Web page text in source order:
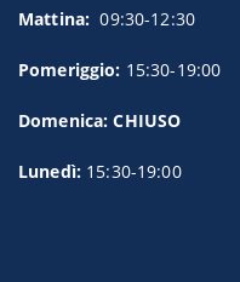
Mattina: 09:30-12:30
Pomeriggio: 15:30-19:00
Domenica: CHIUSO
Lunedì: 15:30-19:00